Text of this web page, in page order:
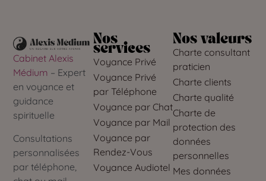
Cabinet Alexis
Médium – Expert
en voyance et
guidance
spirituelle
Consultations
personnalisées
par téléphone,
Nos
services
Voyance Privé
Voyance Privé
par Téléphone
Voyance par Chat
Voyance par Mail
Voyance par
Rendez-Vous
Voyance Audiotel
Nos valeurs
Charte consultant
praticien
Charte clients
Charte qualité
Charte de
protection des
données
personnelles
Mes données